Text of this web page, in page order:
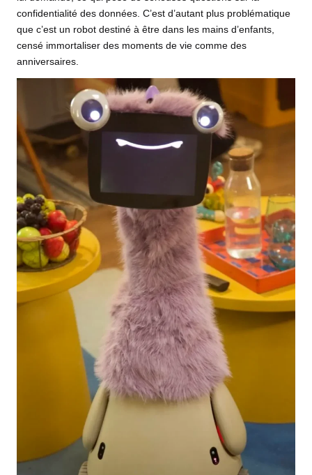
confidentialité des données. C’est d’autant plus problématique
que c’est un robot destiné à être dans les mains d’enfants,
censé immortaliser des moments de vie comme des
anniversaires.